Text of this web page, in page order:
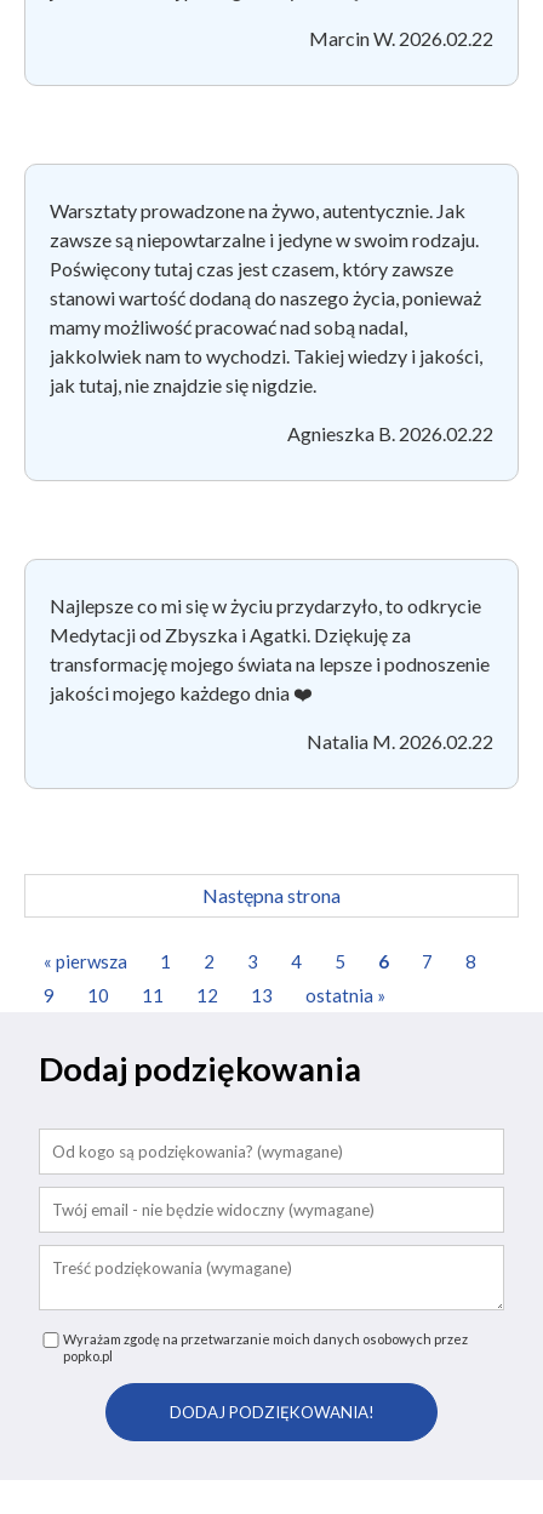
Marcin W. 2026.02.22
Warsztaty prowadzone na żywo, autentycznie. Jak
zawsze są niepowtarzalne i jedyne w swoim rodzaju.
Poświęcony tutaj czas jest czasem, który zawsze
stanowi wartość dodaną do naszego życia, ponieważ
mamy możliwość pracować nad sobą nadal,
jakkolwiek nam to wychodzi. Takiej wiedzy i jakości,
jak tutaj, nie znajdzie się nigdzie.
Agnieszka B. 2026.02.22
Najlepsze co mi się w życiu przydarzyło, to odkrycie
Medytacji od Zbyszka i Agatki. Dziękuję za
transformację mojego świata na lepsze i podnoszenie
jakości mojego każdego dnia ❤️
Natalia M. 2026.02.22
Następna strona
« pierwsza 1 2 3 4 5 6 7
8
9
10 11 12 13 ostatnia »
Dodaj podziękowania
Wyrażam zgodę na przetwarzanie moich danych osobowych przez
popko.pl